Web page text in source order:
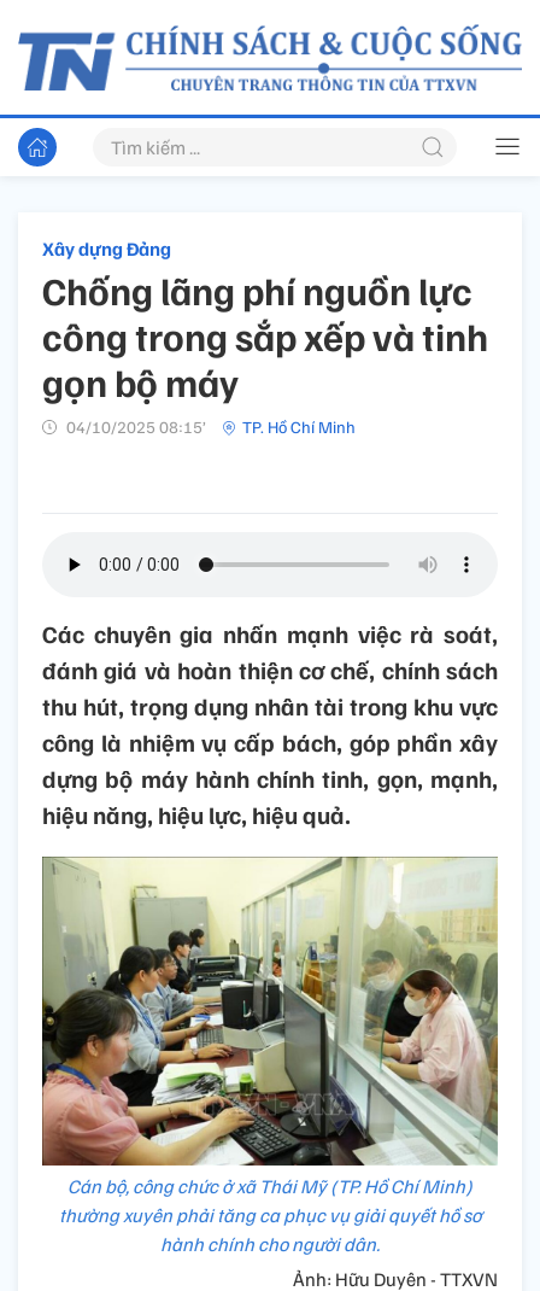
Xây dựng Đảng
Chống lãng phí nguồn lực
công trong sắp xếp và tinh
gọn bộ máy
04/10/2025 08:15’ TP. Hồ Chí Minh
Các chuyên gia nhấn mạnh việc rà soát,
đánh giá và hoàn thiện cơ chế, chính sách
thu hút, trọng dụng nhân tài trong khu vực
công là nhiệm vụ cấp bách, góp phần xây
dựng bộ máy hành chính tinh, gọn, mạnh,
hiệu năng, hiệu lực, hiệu quả.
Cán bộ, công chức ở xã Thái Mỹ (TP. Hồ Chí Minh)
thường xuyên phải tăng ca phục vụ giải quyết hồ sơ
hành chính cho người dân.
Ảnh: Hữu Duyên - TTXVN